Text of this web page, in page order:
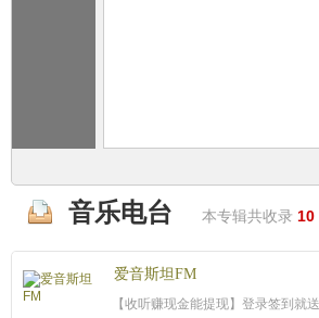
音乐电台 本专辑共收录 10
爱音斯坦FM
【收听赚现金能提现】登录签到就